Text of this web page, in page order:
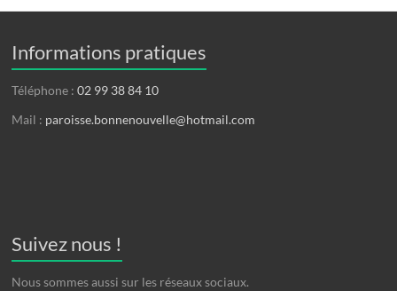
Informations pratiques
Téléphone :02 99 38 84 10
Mail : paroisse.bonnenouvelle@hotmail.com
Suivez nous !
Nous sommes aussi sur les réseaux sociaux.